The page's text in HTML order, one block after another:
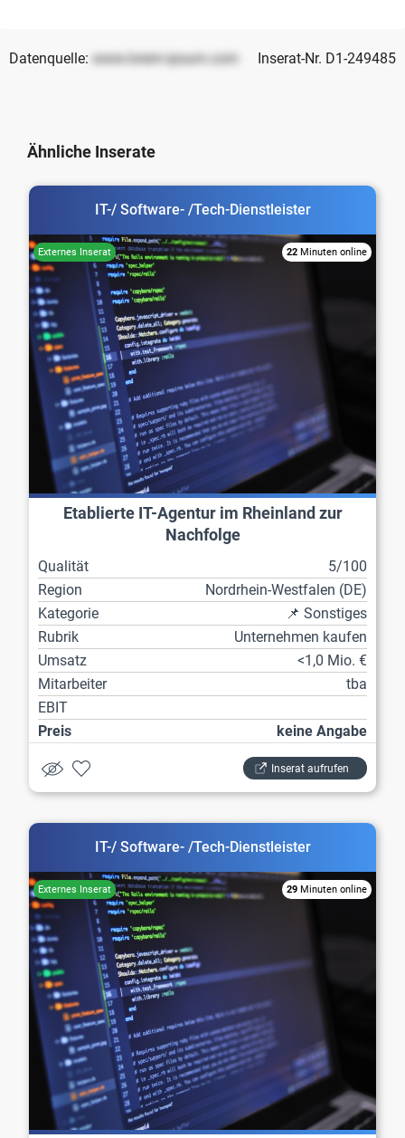
Datenquelle: www.lorem-ipsum.com Inserat-Nr. D1-249485
Ähnliche Inserate
IT-/ Software- /Tech-Dienstleister
22 Minuten online
Etablierte IT-Agentur im Rheinland zur
Nachfolge
Qualität
5/100
Region
Nordrhein-Westfalen (DE)
Kategorie
📌 Sonstiges
Rubrik
Unternehmen kaufen
Umsatz
<1,0 Mio. €
Mitarbeiter
tba
EBIT
Preis
keine Angabe
Inserat aufrufen
IT-/ Software- /Tech-Dienstleister
29 Minuten online